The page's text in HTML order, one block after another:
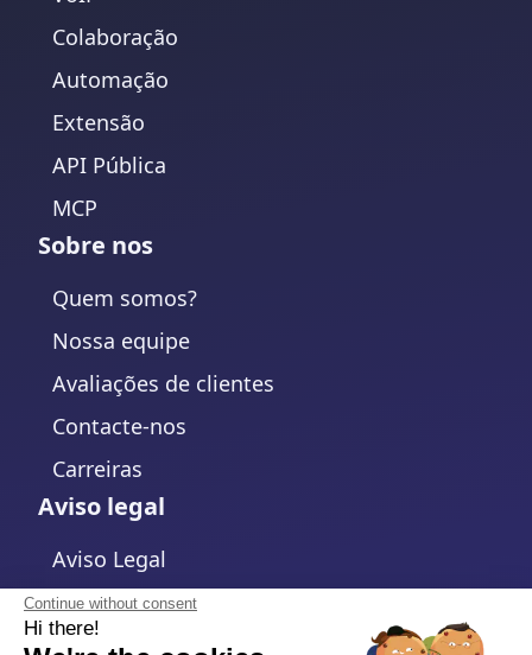
Continue without consent
Hi there!
Colaboração
Automação
Extensão
API Pública
MCP
Sobre nos
Quem somos?
Nossa equipe
Avaliações de clientes
Contacte-nos
Carreiras
Aviso legal
Aviso Legal
Política de Privacidade
Política de cookies